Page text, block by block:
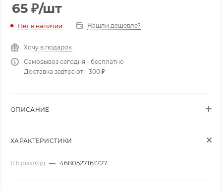
65 ₽/шт
Нет в наличии Нашли дешевле?
Хочу в подарок
Самовывоз сегодня - бесплатно
Доставка завтра от - 300 ₽
ОПИСАНИЕ
ХАРАКТЕРИСТИКИ
ШтрихКод — 4680527161727